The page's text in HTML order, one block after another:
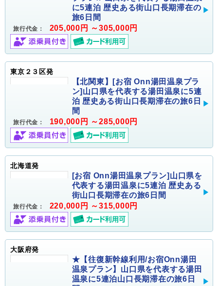
に5連泊 歴史ある街山口長期滞在の
旅6日間
旅行代金： 205,000円 ～305,000円
東京２３区発
【北関東】[お宿 Onn湯田温泉プラ
ン]山口県を代表する湯田温泉に5連
泊 歴史ある街山口長期滞在の旅6日
間
旅行代金： 190,000円 ～285,000円
北海道発
[お宿 Onn湯田温泉プラン]山口県を
代表する湯田温泉に5連泊 歴史ある
街山口長期滞在の旅6日間
旅行代金： 220,000円 ～315,000円
大阪府発
★【往復新幹線利用/お宿Onn湯田
温泉プラン】山口県を代表する湯田
温泉に5連泊山口長期滞在の旅6日